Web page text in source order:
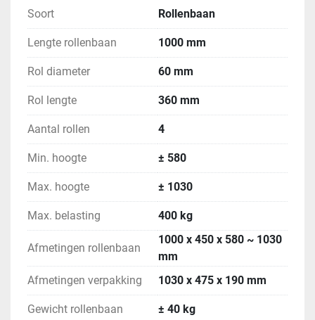
Soort Rollenbaan
Lengte rollenbaan 1000 mm
Rol diameter 60 mm
Rol lengte 360 mm
Aantal rollen 4
Min. hoogte ± 580
Max. hoogte ± 1030
Max. belasting 400 kg
Afmetingen rollenbaan
1000 x 450 x 580 ~ 1030
mm
Afmetingen verpakking
1030 x 475 x 190 mm
Gewicht rollenbaan ± 40 kg